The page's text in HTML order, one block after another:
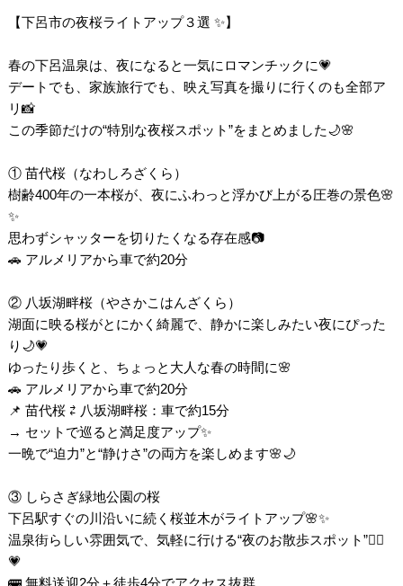
【下呂市の夜桜ライトアップ３選 ✨】
春の下呂温泉は、夜になると一気にロマンチックに💗
デートでも、家族旅行でも、映え写真を撮りに行くのも全部ア
リ📸
この季節だけの“特別な夜桜スポット”をまとめました🌙🌸
① 苗代桜（なわしろざくら）
樹齢400年の一本桜が、夜にふわっと浮かび上がる圧巻の景色🌸
✨
思わずシャッターを切りたくなる存在感📷
🚗 アルメリアから車で約20分
② 八坂湖畔桜（やさかこはんざくら）
湖面に映る桜がとにかく綺麗で、静かに楽しみたい夜にぴった
り🌙💗
ゆったり歩くと、ちょっと大人な春の時間に🌸
🚗 アルメリアから車で約20分
📌 苗代桜 ⇄ 八坂湖畔桜：車で約15分
→ セットで巡ると満足度アップ✨
一晩で“迫力”と“静けさ”の両方を楽しめます🌸🌙
③ しらさぎ緑地公園の桜
下呂駅すぐの川沿いに続く桜並木がライトアップ🌸✨
温泉街らしい雰囲気で、気軽に行ける“夜のお散歩スポット”🚶‍♀️
💗
🚌 無料送迎2分＋徒歩4分でアクセス抜群